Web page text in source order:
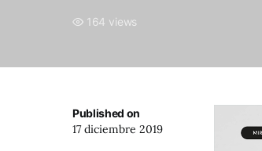
164 views
Published on
17 diciembre 2019